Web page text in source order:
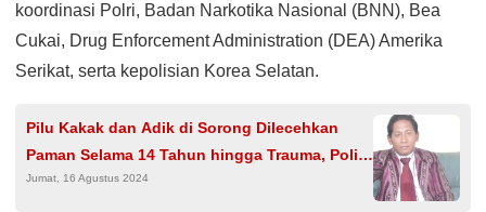
koordinasi Polri, Badan Narkotika Nasional (BNN), Bea
Cukai, Drug Enforcement Administration (DEA) Amerika
Serikat, serta kepolisian Korea Selatan.
Pilu Kakak dan Adik di Sorong Dilecehkan
Paman Selama 14 Tahun hingga Trauma, Polisi
Diminta Segera Bertindak!
Jumat, 16 Agustus 2024